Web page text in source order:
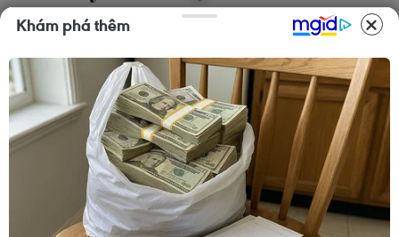
ngoạn mục
20/12/2022 03:34
Xuất khẩu dệt may của Việt Nam trong năm 2022
cán đích ngoạn mục khi vượt qua những khó khăn,
thách thức, đạt mục tiêu 44 tỷ USD đã đề ra, tăng
8,8% so với năm 2021.
Khám phá thêm